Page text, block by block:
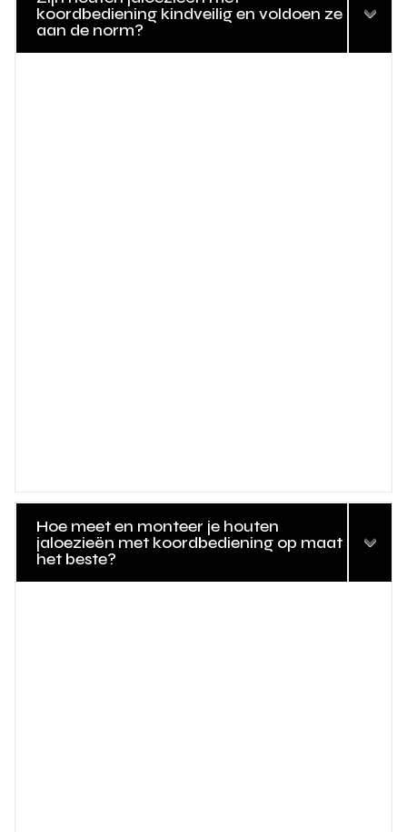
koordbediening kindveilig en voldoen ze
aan de norm?
Hoe meet en monteer je houten
jaloezieën met koordbediening op maat
het beste?